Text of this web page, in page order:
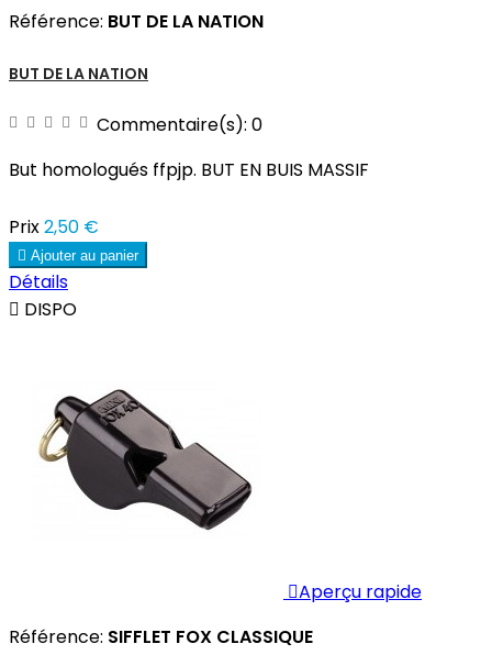
Référence: BUT DE LA NATION
BUT DE LA NATION
Commentaire(s): 0
But homologués ffpjp. BUT EN BUIS MASSIF
Prix2,50 €
 Ajouter au panier
Détails
 DISPO
Aperçu rapide
Référence: SIFFLET FOX CLASSIQUE